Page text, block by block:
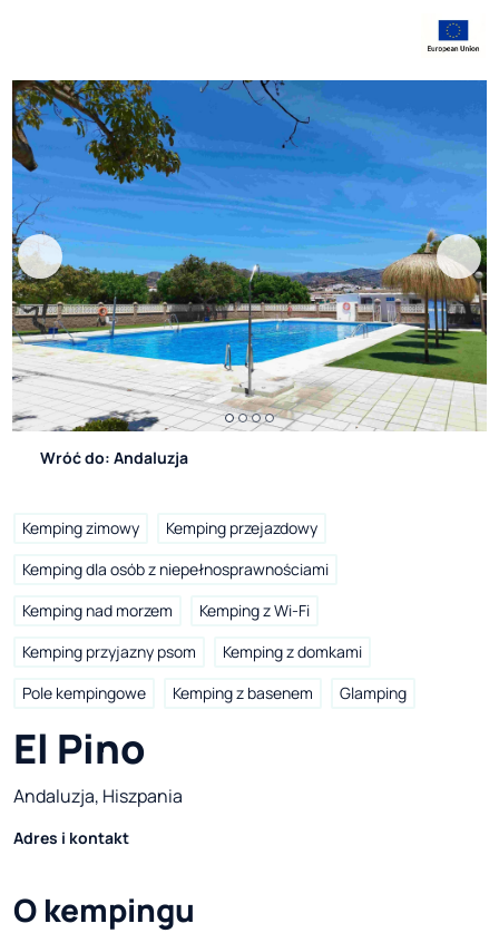
Wróć do: Andaluzja
Kemping zimowy
Kemping przejazdowy
Kemping dla osób z niepełnosprawnościami
Kemping nad morzem
Kemping z Wi-Fi
Kemping przyjazny psom
Kemping z domkami
Pole kempingowe
Kemping z basenem Glamping
El Pino
Andaluzja, Hiszpania
Adres i kontakt
O kempingu